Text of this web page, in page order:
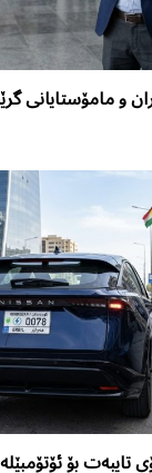
و مامۆستایانی
تایبەت بۆ